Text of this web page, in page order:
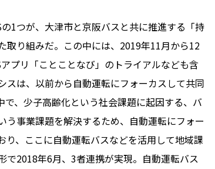
1つが、大津市と京阪バスと共に推進する「持
取り組みだ。この中には、2019年11月から12
プリ「ことことなび」のトライアルなども含
スは、以前から自動運転にフォーカスして共同
で、少子高齢化という社会課題に起因する、バ
う事業課題を解決するため、自動運転にフォー
り、ここに自動運転バスなどを活用して地域課
で2018年6月、3者連携が実現。自動運転バス